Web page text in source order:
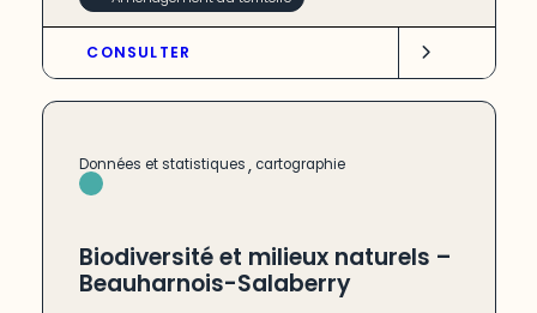
CONSULTER
Données et statistiques, cartographie
Biodiversité et milieux naturels –
Beauharnois-Salaberry